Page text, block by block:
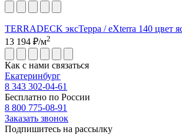
TERRADECK эксТерра / eXterra 140 цвет
13 194 ₽/м2
Как с нами связаться
Екатеринбург
8 343 302-04-61
Бесплатно по России
8 800 775-08-91
Заказать звонок
Подпишитесь на рассылку